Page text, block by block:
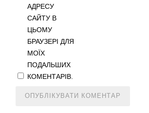
АДРЕСУ
САЙТУ В
ЦЬОМУ
БРАУЗЕРІ ДЛЯ
МОЇХ
ПОДАЛЬШИХ
КОМЕНТАРІВ.